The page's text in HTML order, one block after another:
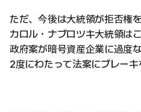
ただ、今後は大統領が拒否権
カロル・ナブロツキ大統領は
政府案が暗号資産企業に過度
2度にわたって法案にブレーキ